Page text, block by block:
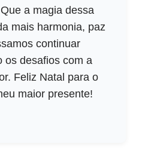
a magia dessa
mais harmonia, paz
continuar
os desafios com a
Feliz Natal para o
maior presente!